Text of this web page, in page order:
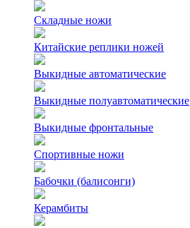
Складные ножи
Китайские реплики ножей
Выкидные автоматические
Выкидные полуавтоматические
Выкидные фронтальные
Спортивные ножи
Бабочки (балисонги)
Керамбиты